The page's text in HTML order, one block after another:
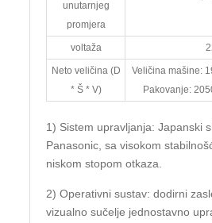
unutarnjeg
promjera
voltaža
Neto veličina (D
* Š * V)
Veličina mašine:
Pakovanje:
1) Sistem upravljanja: Japanski
Panasonic, sa visokom
niskom stopom otkaza.
2) Operativni sustav: dodirni
vizualno sučelje jednostavno